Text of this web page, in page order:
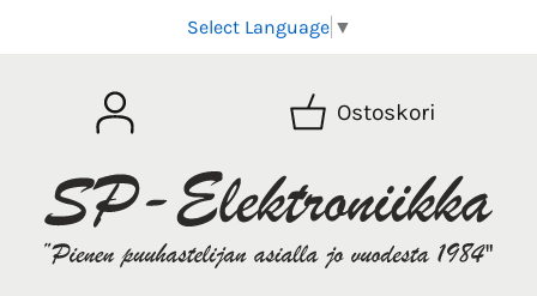
Select Language ▼
Ostoskori